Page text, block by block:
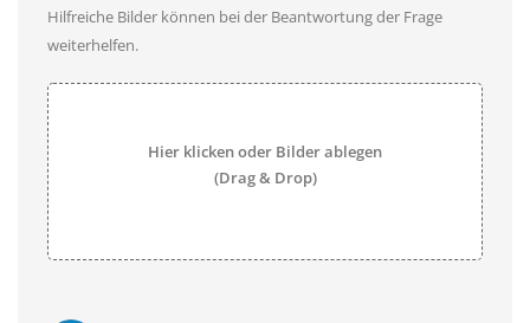
Hilfreiche Bilder können bei der Beantwortung der Frage
weiterhelfen.
Hier klicken oder Bilder ablegen
(Drag & Drop)